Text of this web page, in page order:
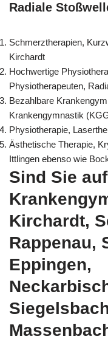
Radiale
Schmerztherapien,
Kirchardt
Hochwertige
Physiotherapeuten,
Bezahlbare
Krankengymnastik
Physiotherapie,
Ästhetische Therapie,
Ittlingen ebenso wie
Sind Sie
Kirchardt,
Rappenau,
Eppingen,